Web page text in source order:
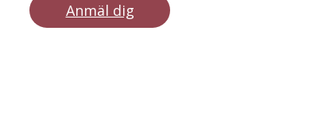
Anmäl dig